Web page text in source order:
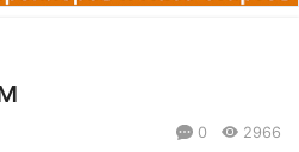
0 2966